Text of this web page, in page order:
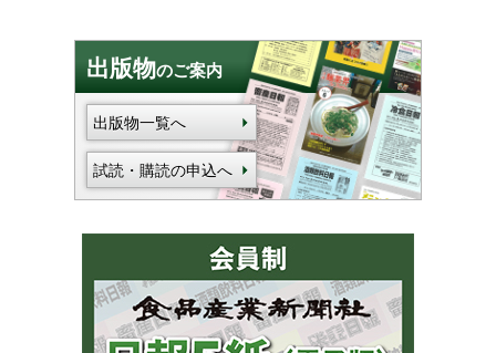
出版物のご案内
出版物一覧へ
試読・購読の申込へ